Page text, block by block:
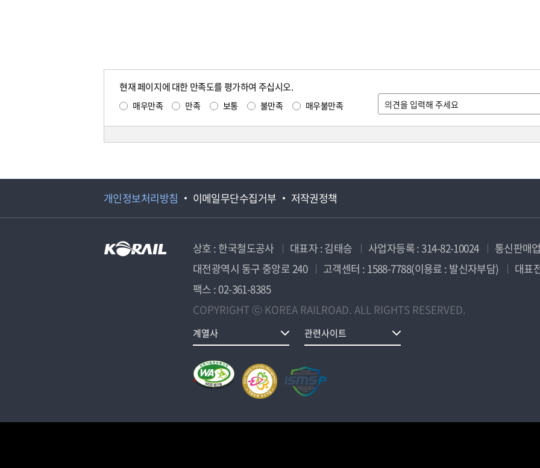
현재 페이지에 대한 만족도를 평가하여 주십시오.
매우만족 만족 보통 불만족 매우불만족
개인정보처리방침 이메일무단수집거부 저작권정책
상호 : 한국철도공사 대표자 : 김태승 사업자등록 : 314-82-10024
통신판매
대전광역시 동구 중앙로 240
고객센터 : 1588-7788(이용료 : 발신자부담)
대표
팩스 : 02-361-8385
COPYRIGHT ⓒ KOREA RAILROAD. ALL RIGHTS RESERVED.
계열사 관련사이트